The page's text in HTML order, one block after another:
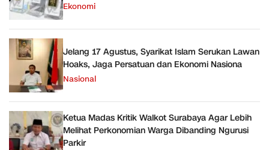
Ekonomi
Jelang 17 Agustus, Syarikat Islam Serukan Lawan
Hoaks, Jaga Persatuan dan Ekonomi Nasiona
Nasional
Ketua Madas Kritik Walkot Surabaya Agar Lebih
Melihat Perkonomian Warga Dibanding Ngurusi
Parkir